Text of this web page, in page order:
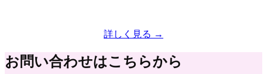
詳しく見る →
お問い合わせはこちらから